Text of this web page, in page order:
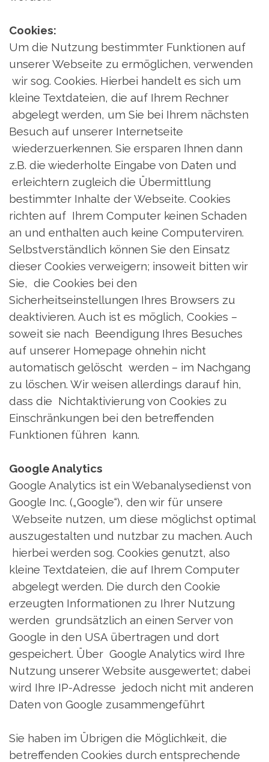
Cookies:
Um die Nutzung bestimmter Funktionen auf
unserer Webseite zu ermöglichen, verwenden
wir sog. Cookies. Hierbei handelt es sich um
kleine Textdateien, die auf Ihrem Rechner
abgelegt werden, um Sie bei Ihrem nächsten
Besuch auf unserer Internetseite
wiederzuerkennen. Sie ersparen Ihnen dann
z.B. die wiederholte Eingabe von Daten und
erleichtern zugleich die Übermittlung
bestimmter Inhalte der Webseite. Cookies
richten auf Ihrem Computer keinen Schaden
an und enthalten auch keine Computerviren.
Selbstverständlich können Sie den Einsatz
dieser Cookies verweigern; insoweit bitten wir
Sie, die Cookies bei den
Sicherheitseinstellungen Ihres Browsers zu
deaktivieren. Auch ist es möglich, Cookies –
soweit sie nach Beendigung Ihres Besuches
auf unserer Homepage ohnehin nicht
automatisch gelöscht werden – im Nachgang
zu löschen. Wir weisen allerdings darauf hin,
dass die Nichtaktivierung von Cookies zu
Einschränkungen bei den betreffenden
Funktionen führen kann.
Google Analytics
Google Analytics ist ein Webanalysedienst von
Google Inc. („Google“), den wir für unsere
Webseite nutzen, um diese möglichst optimal
auszugestalten und nutzbar zu machen. Auch
hierbei werden sog. Cookies genutzt, also
kleine Textdateien, die auf Ihrem Computer
abgelegt werden. Die durch den Cookie
erzeugten Informationen zu Ihrer Nutzung
werden grundsätzlich an einen Server von
Google in den USA übertragen und dort
gespeichert. Über Google Analytics wird Ihre
Nutzung unserer Website ausgewertet; dabei
wird Ihre IP-Adresse jedoch nicht mit anderen
Daten von Google zusammengeführt
Sie haben im Übrigen die Möglichkeit, die
betreffenden Cookies durch entsprechende